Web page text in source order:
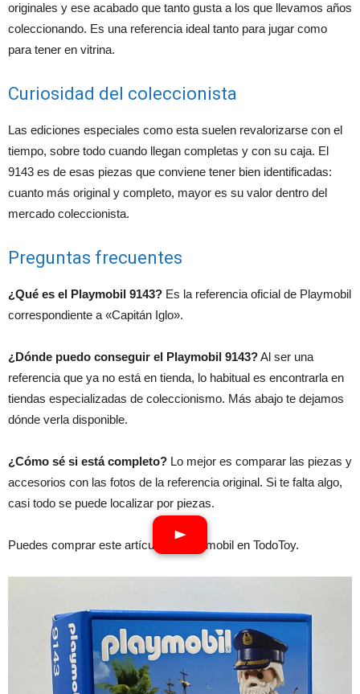
originales y ese acabado que tanto gusta a los que llevamos años
coleccionando. Es una referencia ideal tanto para jugar como
para tener en vitrina.
Curiosidad del coleccionista
Las ediciones especiales como esta suelen revalorizarse con el
tiempo, sobre todo cuando llegan completas y con su caja. El
9143 es de esas piezas que conviene tener bien identificadas:
cuanto más original y completo, mayor es su valor dentro del
mercado coleccionista.
Preguntas frecuentes
¿Qué es el Playmobil 9143? Es la referencia oficial de Playmobil
correspondiente a «Capitán Iglo».
¿Dónde puedo conseguir el Playmobil 9143?Al ser una
referencia que ya no está en tienda, lo habitual es encontrarla en
tiendas especializadas de coleccionismo. Más abajo te dejamos
dónde verla disponible.
¿Cómo sé si está completo? Lo mejor es comparar las piezas y
accesorios con las fotos de la referencia original. Si te falta algo,
casi todo se puede localizar por piezas.
Puedes comprar este artículo de Playmobil en TodoToy.